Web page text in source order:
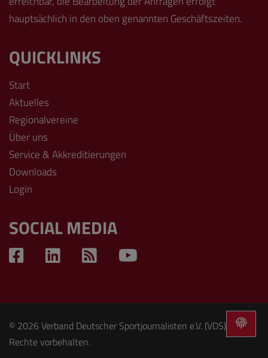
hauptsächlich in den oben genannten Geschäftszeiten.
QUICKLINKS
Start
Aktuelles
Regionalvereine
Über uns
Service & Akkreditierungen
Downloads
Login
SOCIAL MEDIA
© 2026 Verband Deutscher Sportjournalisten e.V. (VDS). Alle
Rechte vorbehalten.